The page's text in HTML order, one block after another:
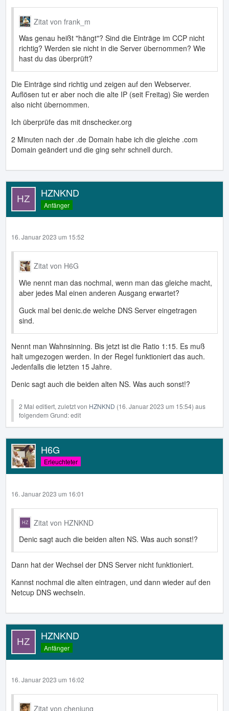
Zitat von frank_m
Was genau heißt "hängt"? Sind die Einträge im CCP nicht
richtig? Werden sie nicht in die Server übernommen? Wie
hast du das überprüft?
Die Einträge sind richtig und zeigen auf den Webserver.
Auflösen tut er aber noch die alte IP (seit Freitag) Sie werden
also nicht übernommen.
Ich überprüfe das mit dnschecker.org
2 Minuten nach der .de Domain habe ich die gleiche .com
Domain geändert und die ging sehr schnell durch.
HZNKND
Anfänger
16. Januar 2023 um 15:52
Zitat von H6G
Wie nennt man das nochmal, wenn man das gleiche macht,
aber jedes Mal einen anderen Ausgang erwartet?
Guck mal bei denic.de welche DNS Server eingetragen
sind.
Nennt man Wahnsinning. Bis jetzt ist die Ratio 1:15. Es muß
halt umgezogen werden. In der Regel funktioniert das auch.
Jedenfalls die letzten 15 Jahre.
Denic sagt auch die beiden alten NS. Was auch sonst!?
2 Mal editiert, zuletzt von HZNKND (16. Januar 2023 um 15:54) aus
folgendem Grund: edit
H6G
Erleuchteter
16. Januar 2023 um 16:01
Zitat von HZNKND
Denic sagt auch die beiden alten NS. Was auch sonst!?
Dann hat der Wechsel der DNS Server nicht funktioniert.
Kannst nochmal die alten eintragen, und dann wieder auf den
Netcup DNS wechseln.
HZNKND
Anfänger
16. Januar 2023 um 16:02
Zitat von chenjung